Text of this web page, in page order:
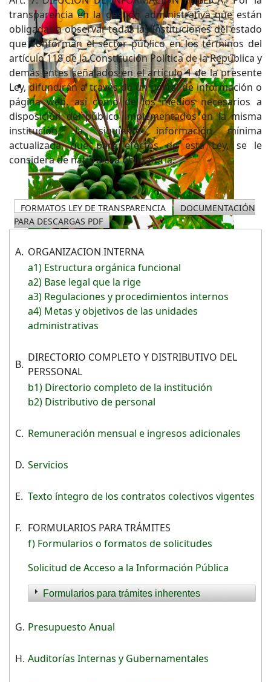
transparencia en la gestión administrativa que están
obligadas a observar todas las Instituciones del estado
que conforman el sector público en los términos del
artículo 118 de la Constitución Política de la República y
demás entes señalados en el artículo 1 de la presente
Ley, difundirán a través de un portal de información o
página web, así como de los medios necesarios a
disposición del público implementados en la misma
institución, la siguiente información mínima
actualizada, que para efectos de esta Ley, se le
considera de naturaleza obligatoria.
FORMATOS LEY DE TRANSPARENCIA
DOCUMENTACIÓN
PARA DESCARGAS PDF
A. ORGANIZACION INTERNA
a1) Estructura orgánica funcional
a2) Base legal que la rige
a3) Regulaciones y procedimientos internos
a4) Metas y objetivos de las unidades
administrativas
B.
DIRECTORIO COMPLETO Y DISTRIBUTIVO DEL
PERSSONAL
b1) Directorio completo de la institución
b2) Distributivo de personal
C. Remuneración mensual e ingresos adicionales
D. Servicios
E. Texto íntegro de los contratos colectivos vigentes
F. FORMULARIOS PARA TRÁMITES
f) Formularios o formatos de solicitudes
Solicitud de Acceso a la Información Pública
Formularios para trámites inherentes
G. Presupuesto Anual
H. Auditorías Internas y Gubernamentales